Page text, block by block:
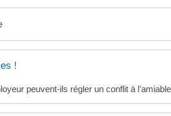
!
peuvent-ils régler un conflit à